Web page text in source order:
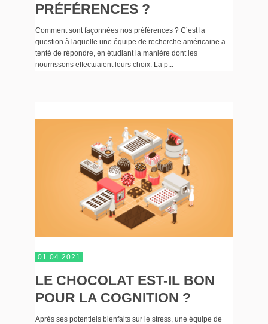
PRÉFÉRENCES ?
Comment sont façonnées nos préférences ? C’est la
question à laquelle une équipe de recherche américaine a
tenté de répondre, en étudiant la manière dont les
nourrissons effectuaient leurs choix. La p...
01.04.2021
LE CHOCOLAT EST-IL BON
POUR LA COGNITION ?
Après ses potentiels bienfaits sur le stress, une équipe de